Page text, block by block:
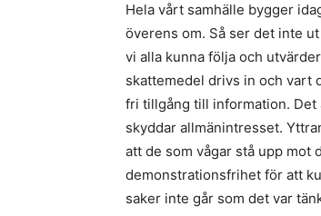
Hela vårt samhälle bygger
överens om. Så ser det inte
vi alla kunna följa och
skattemedel drivs in och vart
fri tillgång till information.
skyddar allmänintresset.
att de som vågar stå upp mot
demonstrationsfrihet för att
saker inte går som det var